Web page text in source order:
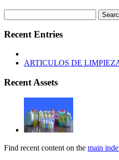
Recent Entries
ARTICULOS DE
Recent Assets
Find recent content on the main